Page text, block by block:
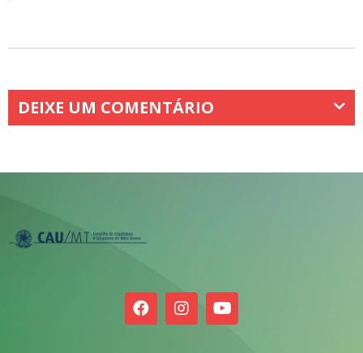
DEIXE UM COMENTÁRIO